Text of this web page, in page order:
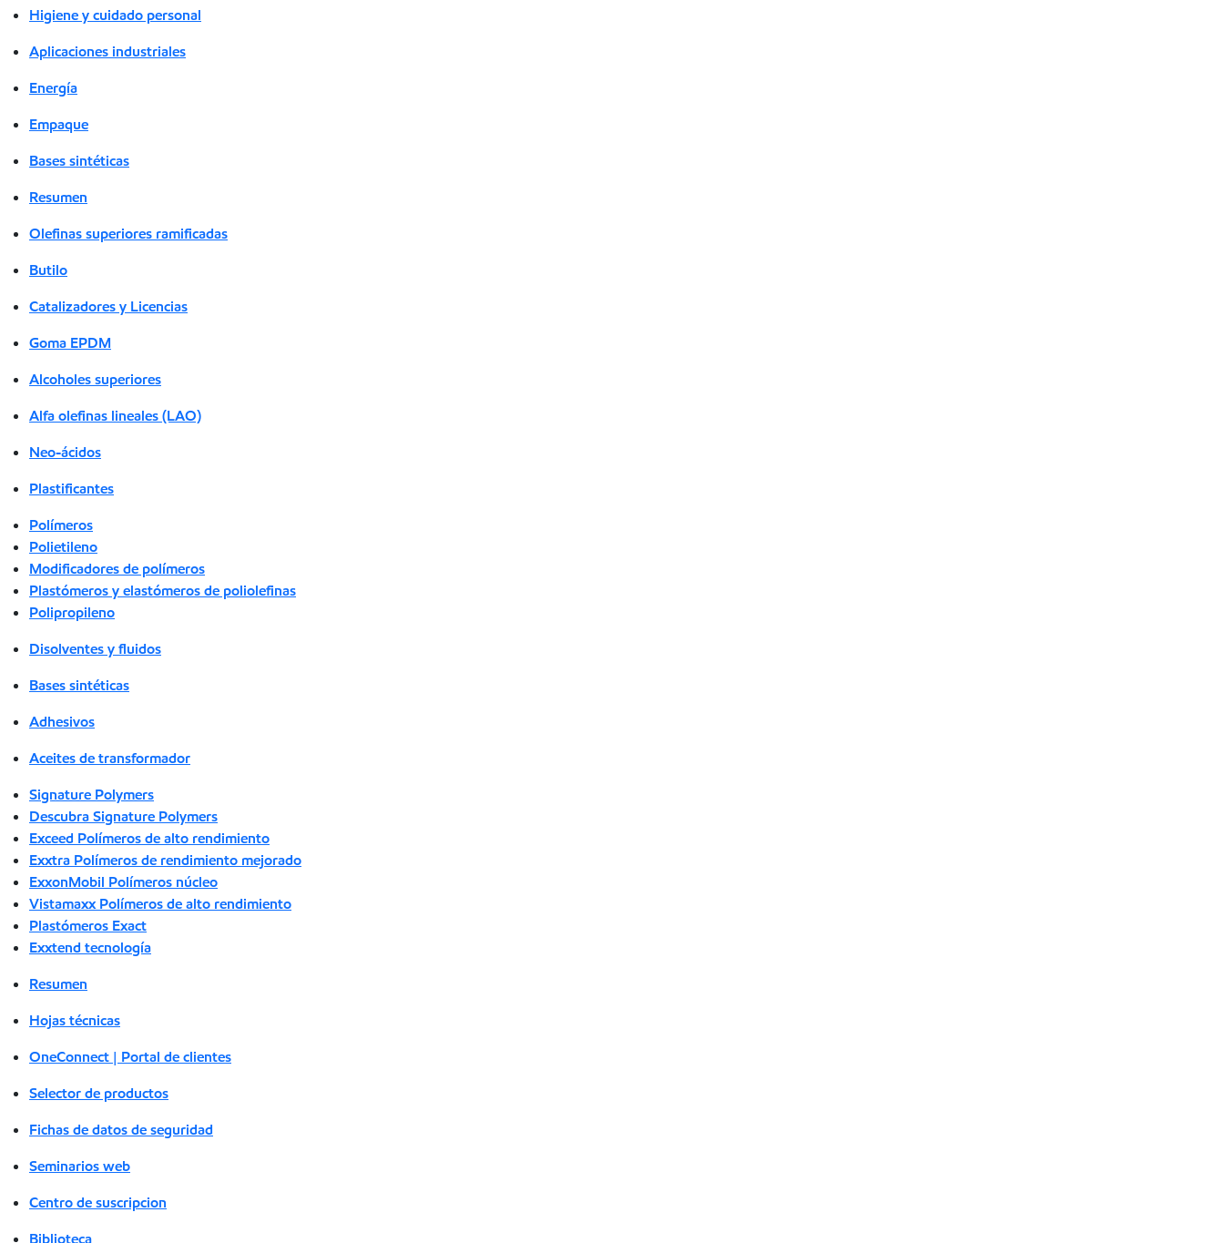
Higiene y cuidado personal
Aplicaciones industriales
Energía
Empaque
Bases sintéticas
Resumen
Olefinas superiores ramificadas
Butilo
Catalizadores y Licencias
Goma EPDM
Alcoholes superiores
Alfa olefinas lineales (LAO)
Neo-ácidos
Plastificantes
Polímeros
Polietileno
Modificadores de polímeros
Plastómeros y elastómeros de poliolefinas
Polipropileno
Disolventes y fluidos
Bases sintéticas
Adhesivos
Aceites de transformador
Signature Polymers
Descubra Signature Polymers
Exceed Polímeros de alto rendimiento
Exxtra Polímeros de rendimiento mejorado
ExxonMobil Polímeros núcleo
Vistamaxx Polímeros de alto rendimiento
Plastómeros Exact
Exxtend tecnología
Resumen
Hojas técnicas
OneConnect | Portal de clientes
Selector de productos
Fichas de datos de seguridad
Seminarios web
Centro de suscripcion
Biblioteca